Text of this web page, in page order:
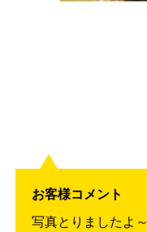
お客様コメント
写真とりましたよ～